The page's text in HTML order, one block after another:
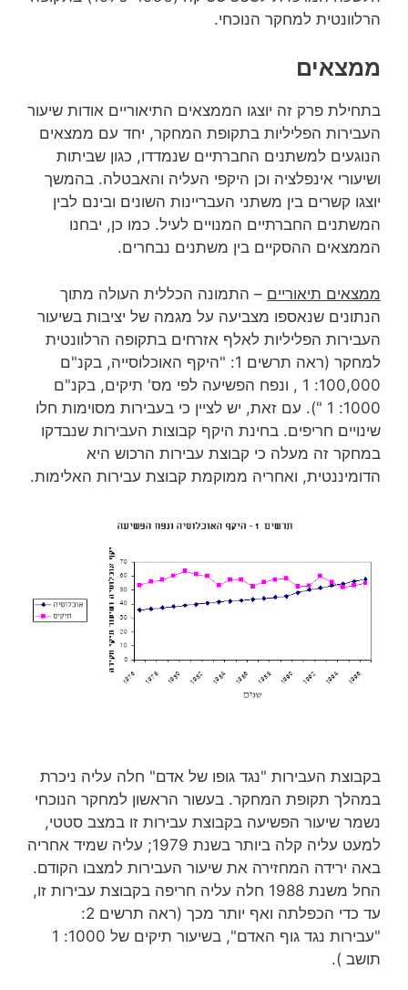
הרלוונטית למחקר הנוכחי.
ממצאים
בתחילת פרק זה יוצגו הממצאים התיאוריים אודות שיעור
העבירות הפליליות בתקופת המחקר, יחד עם ממצאים
הנוגעים למשתנים החברתיים שנמדדו, כגון שביתות
ושיעורי אינפלציה וכן היקפי העליה והאבטלה. בהמשך
יוצגו קשרים בין משתני העבריינות השונים ובינם לבין
המשתנים החברתיים המנויים לעיל. כמו כן, יבחנו
הממצאים ההסקיים בין משתנים נבחרים.
ממצאים תיאוריים – התמונה הכללית העולה מתוך
הנתונים שנאספו מצביעה על מגמה של יציבות בשיעור
העבירות הפליליות לאלף אזרחים בתקופה הרלוונטית
למחקר (ראה תרשים 1: "היקף האוכלוסייה, בקנ"ם
100,000: 1 , ונפח הפשיעה לפי מס' תיקים, בקנ"ם
1000: 1 "). עם זאת, יש לציין כי בעבירות מסוימות חלו
שינויים חריפים. בחינת היקף קבוצות העבירות שנבדקו
במחקר זה מעלה כי קבוצת עבירות הרכוש היא
הדומיננטית, ואחריה ממוקמת קבוצת עבירות האלימות.
בקבוצת העבירות "נגד גופו של אדם" חלה עליה ניכרת
במהלך תקופת המחקר. בעשור הראשון למחקר הנוכחי
נשמר שיעור הפשיעה בקבוצת עבירות זו במצב סטטי,
למעט עליה קלה ביותר בשנת 1979; עליה שמיד אחריה
באה ירידה המחזירה את שיעור העבירות למצבו הקודם.
החל משנת 1988 חלה עליה חריפה בקבוצת עבירות זו,
עד כדי הכפלתה ואף יותר מכך (ראה תרשים 2:
"עבירות נגד גוף האדם", בשיעור תיקים של 1000: 1
תושב ).